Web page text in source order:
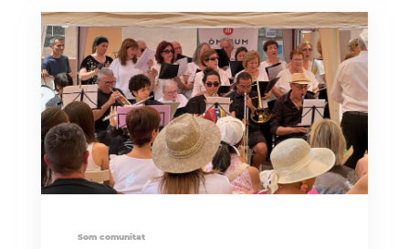
Som comunitat